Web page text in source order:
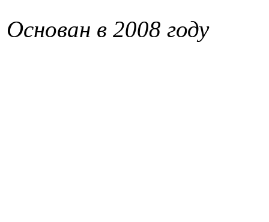
Основан в 2008 году